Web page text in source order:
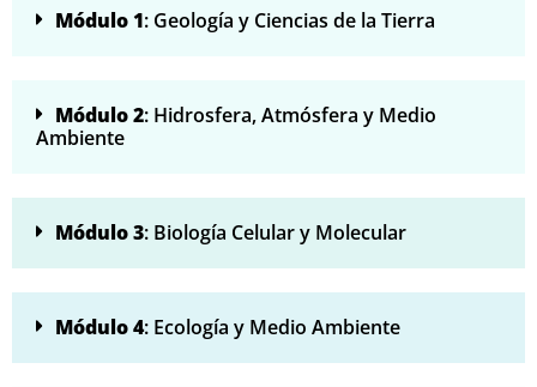
Módulo 1: Geología y Ciencias de la Tierra
Módulo 2: Hidrosfera, Atmósfera y Medio
Ambiente
Módulo 3: Biología Celular y Molecular
Módulo 4: Ecología y Medio Ambiente